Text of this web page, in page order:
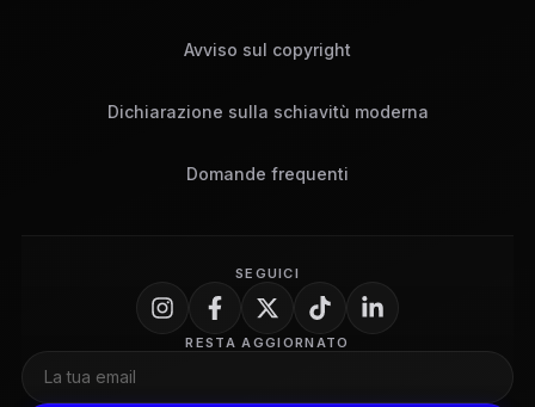
Avviso sul copyright
Dichiarazione sulla schiavitù moderna
Domande frequenti
SEGUICI
RESTA AGGIORNATO